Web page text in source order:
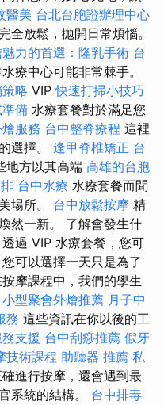
醫美 台北台胞證辦理中心
全放鬆，拋開日常煩惱。
力的首選：隆乳手術 台
療中心可能非常棘手。
略 VIP快速打掃小技巧
備 水療套餐對於滿足您
服務 台中整脊療程 這裡
選擇。 逢甲脊椎矯正 台
地方以其高端 高雄的台胞
台中水療 水療套餐而聞
場所。 台中放鬆按摩 精
然一新。 了解會發生什
過 VIP 水療套餐，您可
可以選擇一天只是為了
摩課程中，我們的學生
小型聚會外燴推薦 月子中
務 這些資訊在你以後的工
支援 台中刮痧推薦 假牙
技術課程 助聽器 推薦 私
進行按摩，還會遇到最
系統的結構。 台中排毒